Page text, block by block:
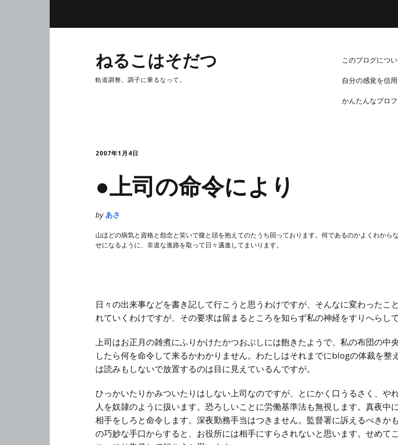
ねるこはそだつ
軌道調整。調子に乗るなって。
このブログにつ
自分の感覚を信
「死にたい」と思
かんたんなプロ
2007年1月4日
●上司の命令により
by あさ
山ほどの病気と資格と怨念と笑いで腹と頭を抱えてのたうち回っております。何であるのかよくわか
せになるように、非道な進路を取って日々邁進してまいります。
日々の出来事などを書き記して行こうと思うわけですが、そんなに変わったこ
れていくわけですが、その要求は留まるところを知らず私の神経をすりへらして
上司はお正月の雑煮にふりかけたかつおぶしには飽きたようで、私の布団の中
したら何を命令して来るかわかりません。わたしはそれまでにblogの体裁を
は読みもしないで放置するのは目に見えているんですが。
ひっかいたりかみついたりはしない上司なのですが、とにかく口うるさく、や
人を奴隷のように扱います。恐ろしいことに労働基準法も無視します。真夜中
相手をしろと命令します。深夜勤務手当はつきません。監督署に訴えるべきか
の巧妙な手口からすると、お役所には相手にすらされないと思います。せめ